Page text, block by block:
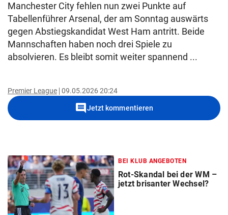
Manchester City fehlen nun zwei Punkte auf
Tabellenführer Arsenal, der am Sonntag auswärts
gegen Abstiegskandidat West Ham antritt. Beide
Mannschaften haben noch drei Spiele zu
absolvieren. Es bleibt somit weiter spannend ...
Premier League 09.05.2026 20:24
commentJetzt kommentieren
BEI KLUB ANGEBOTEN
Rot-Skandal bei der WM –
jetzt brisanter Wechsel?